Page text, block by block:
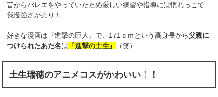
昔からバレエをやっていたため厳しい練習や指導には慣れっこで
我慢強さが売り！
好きな漫画は『進撃の巨人』で、171ｃｍという高身長から父親に
つけられたあだ名は 『進撃の土生』 （笑）
土生瑞穂のアニメコスがかわいい！！